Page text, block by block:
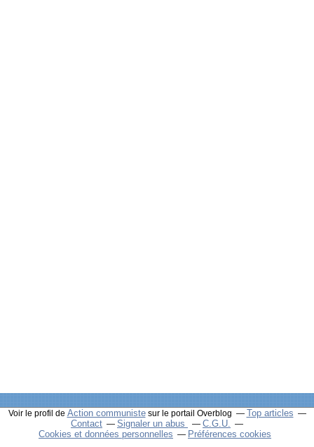
Voir le profil de Action communistesur le portail Overblog
Top articles
Contact
Signaler un abus
C.G.U.
Cookies et données personnelles
Préférences cookies